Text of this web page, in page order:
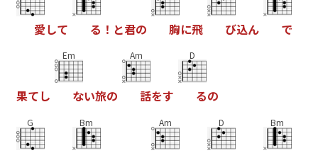
愛して る ！ と君の 胸に飛 び込ん で
果てし
Em
ない旅の
Am
話をす
D
るの
G Bm Am D Bm